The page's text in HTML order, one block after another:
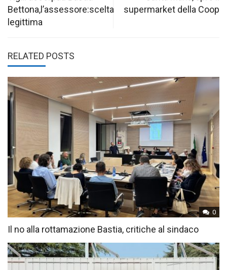
Bettona,l’assessore:scelta
legittima
supermarket della Coop
RELATED POSTS
0
Il no alla rottamazione Bastia, critiche al sindaco